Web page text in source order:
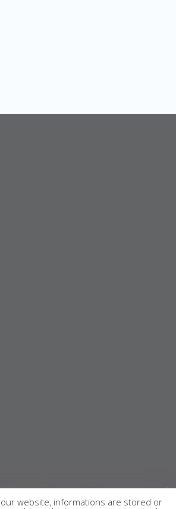
website, informations are stored or